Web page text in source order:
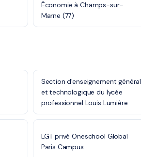
Économie à Champs-sur-
Marne (77)
Section d'enseignement général
et technologique du lycée
professionnel Louis Lumière
LGT privé Oneschool Global
Paris Campus